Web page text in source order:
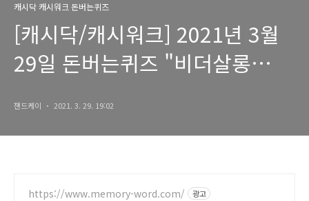
캐시닥 캐시워크 돈버는퀴즈
[캐시닥/캐시워크] 2021년 3월
29일 돈버는퀴즈 "비더살롱
잰드케이 2021. 3. 29. 19:02
https://www.memory-word.com/ 광고